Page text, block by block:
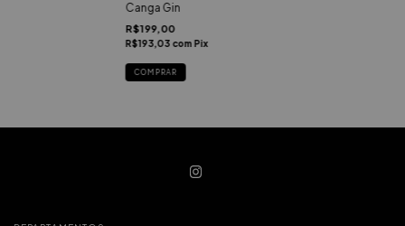
Canga Gin
R$199,00
R$193,03 com Pix
COMPRAR